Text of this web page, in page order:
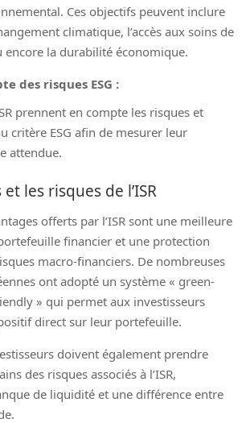
Ces objectifs peuvent inclure
climatique, l’accès aux soins de
encore la durabilité économique.
des risques ESG :
prennent en compte les risques et
critère ESG afin de mesurer leur
attendue.
les risques de l’ISR
offerts par l’ISR sont une meilleure
financier et une protection
macro-financiers. De nombreuses
ont adopté un système « green-
» qui permet aux investisseurs
direct sur leur portefeuille.
doivent également prendre
des risques associés à l’ISR,
de liquidité et une différence entre